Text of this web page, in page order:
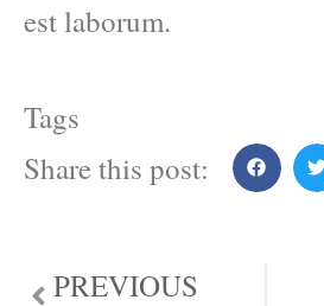
est laborum.
Tags
Share this post:
PREVIOUS